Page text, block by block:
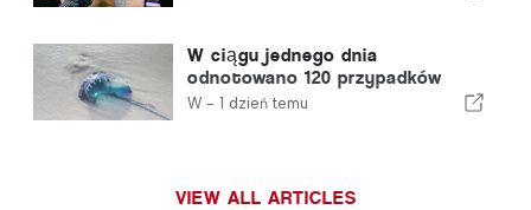
W ciągu jednego dnia
odnotowano 120 przypadków
użądleń przez meduzę z gatunku
W - 1 dzień temu
VIEW ALL ARTICLES